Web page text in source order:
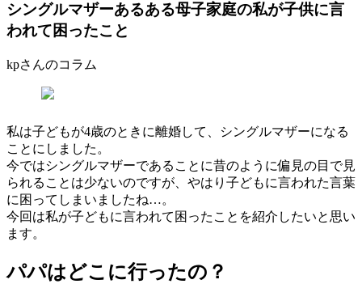
シングルマザーあるある母子家庭の私が子供に言
われて困ったこと
kpさんのコラム
私は子どもが4歳のときに離婚して、シングルマザーになる
ことにしました。
今ではシングルマザーであることに昔のように偏見の目で見
られることは少ないのですが、やはり子どもに言われた言葉
に困ってしまいましたね…。
今回は私が子どもに言われて困ったことを紹介したいと思い
ます。
パパはどこに行ったの？